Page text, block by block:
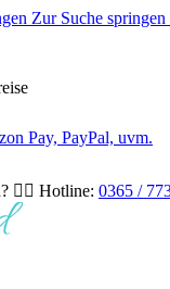
Zur Suche springen
Pay, PayPal, uvm.
👉🏻 Hotline: 0365 /